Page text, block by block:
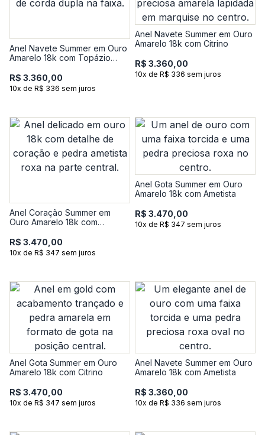
Anel Navete Summer em Ouro
Amarelo 18k com Topázio
R$ 3.360,00
10x de R$ 336 sem juros
Anel Navete Summer em Ouro
Amarelo 18k com Citrino
R$ 3.360,00
10x de R$ 336 sem juros
Anel Coração Summer em
Ouro Amarelo 18k com
R$ 3.470,00
10x de R$ 347 sem juros
Anel Gota Summer em Ouro
Amarelo 18k com Ametista
R$ 3.470,00
10x de R$ 347 sem juros
Anel Gota Summer em Ouro
Amarelo 18k com Citrino
R$ 3.470,00
10x de R$ 347 sem juros
Anel Navete Summer em Ouro
Amarelo 18k com Ametista
R$ 3.360,00
10x de R$ 336 sem juros